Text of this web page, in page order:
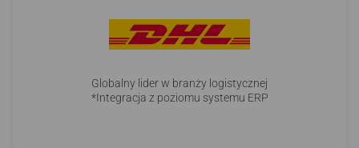
Globalny lider w branży logistycznej
*Integracja z poziomu systemu ERP